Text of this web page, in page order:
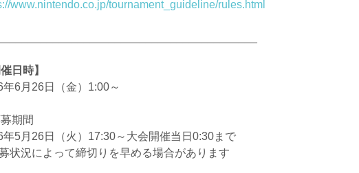
www.nintendo.co.jp/tournament_guideline/rules.html
催日時】
年6月26日（金）1:00～
募期間
年5月26日（火）17:30～大会開催当日0:30まで
状況によって締切りを早める場合があります